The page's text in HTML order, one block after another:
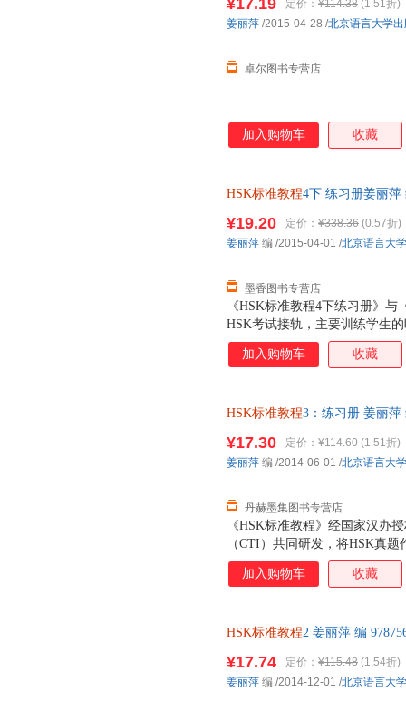
¥17.19 定价： ¥114.38 (1.51折)
卓尔图书专营店
姜丽萍 /2015-04-28 /北京语言大学
加入购物车 收藏
HSK标准教程4下 练习册姜丽萍
《HSK标准教程4下练习册》
HSK考试接轨，主要训练学生
练习册》共10课。每课设置听
¥19.20 定价： ¥338.36 (0.57折)
墨香图书专营店
姜丽萍 编 /2015-04-01 /北京语言大
加入购物车 收藏
HSK标准教程3：练习册 姜丽萍
《HSK标准教程》经国家汉办
（CTI）共同研发，将HSK真
悉的话题、科学严谨的课程设
的全方位对接，是一套充分体
9册。每册分课本、练习册、教
时，本书附录部分还提供一套
试说明。通过使用本书，不但
¥17.30 定价： ¥114.60 (1.51折)
丹赫墨集图书专营店
姜丽萍 编 /2014-06-01 /北京语言大
加入购物车 收藏
HSK标准教程2 姜丽萍 编
¥17.74 定价： ¥115.48 (1.54折)
姜丽萍 编 /2014-12-01 /北京语言大